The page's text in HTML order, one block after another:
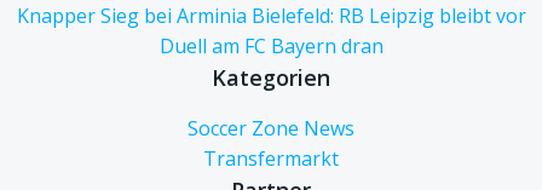
Knapper Sieg bei Arminia Bielefeld: RB Leipzig bleibt vor
Duell am FC Bayern dran
Kategorien
Soccer Zone News
Transfermarkt